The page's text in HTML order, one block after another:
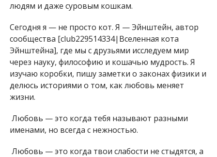
людям и даже суровым кошкам.
Сегодня я — не просто кот. Я — Эйнштейн, автор
сообщества [club229514334|Вселенная кота
Эйнштейна], где мы с друзьями исследуем мир
через науку, философию и кошачью мудрость. Я
изучаю коробки, пишу заметки о законах физики и
делюсь историями о том, как любовь меняет
жизни.
Любовь — это когда тебя называют разными
именами, но всегда с нежностью.
Любовь — это когда твои слабости не стыдятся, а